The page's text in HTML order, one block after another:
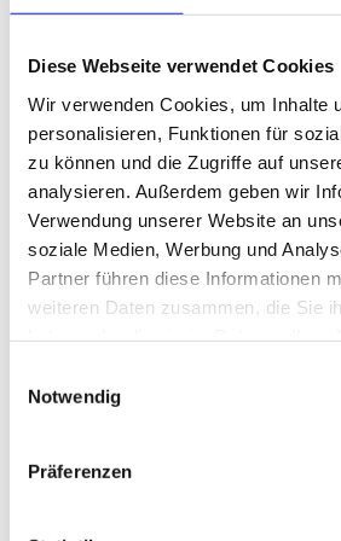
Diese Webseite verwendet Cookies
Wir verwenden Cookies, um Inhalte
personalisieren, Funktionen für
zu können und die Zugriffe auf
analysieren. Außerdem geben wir
Verwendung unserer Website an
soziale Medien, Werbung und
Partner führen diese Informationen
weiteren Daten zusammen, die Sie
Notwendig
Präferenzen
DISTRIKT 1900
Rotary Club Herne